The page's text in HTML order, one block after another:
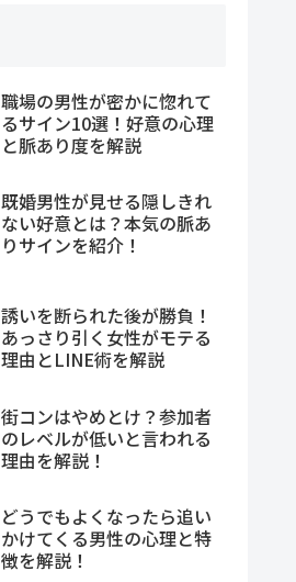
職場の男性が密かに惚れて
るサイン10選！好意の心理
と脈あり度を解説
既婚男性が見せる隠しきれ
ない好意とは？本気の脈あ
りサインを紹介！
誘いを断られた後が勝負！
あっさり引く女性がモテる
理由とLINE術を解説
街コンはやめとけ？参加者
のレベルが低いと言われる
理由を解説！
どうでもよくなったら追い
かけてくる男性の心理と特
徴を解説！